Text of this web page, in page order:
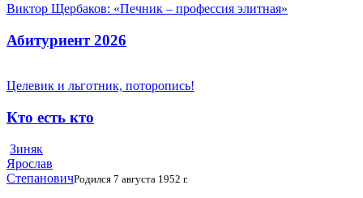
Виктор Щербаков: «Печник – профессия элитная»
Абитуриент 2026
Целевик и льготник, поторопись!
Кто есть кто
Зиняк
Ярослав
СтепановичРодился 7 августа 1952 г.